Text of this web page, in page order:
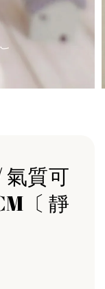
氣質可
〔 靜